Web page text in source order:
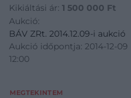
Kikiáltási ár: 1 500 000 Ft
Aukció:
BÁV ZRt. 2014.12.09-i aukció
Aukció időpontja: 2014-12-09
12:00
MEGTEKINTEM